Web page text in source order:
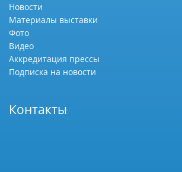
Новости
Материалы выставки
Фото
Видео
Аккредитация прессы
Подписка на новости
Контакты